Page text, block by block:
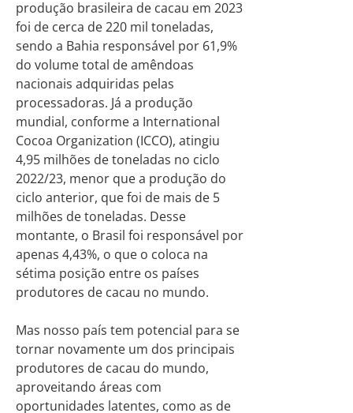
produção brasileira de cacau em 2023
foi de cerca de 220 mil toneladas,
sendo a Bahia responsável por 61,9%
do volume total de amêndoas
nacionais adquiridas pelas
processadoras. Já a produção
mundial, conforme a International
Cocoa Organization (ICCO), atingiu
4,95 milhões de toneladas no ciclo
2022/23, menor que a produção do
ciclo anterior, que foi de mais de 5
milhões de toneladas. Desse
montante, o Brasil foi responsável por
apenas 4,43%, o que o coloca na
sétima posição entre os países
produtores de cacau no mundo.
Mas nosso país tem potencial para se
tornar novamente um dos principais
produtores de cacau do mundo,
aproveitando áreas com
oportunidades latentes, como as de